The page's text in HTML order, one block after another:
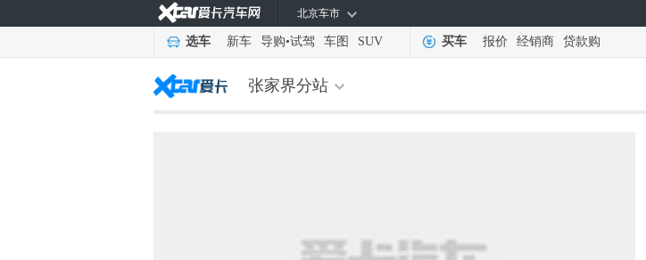
北京车市
选车 新车 导购•试驾 车图 SUV 买车 报价 经销商 贷款购
张家界分站